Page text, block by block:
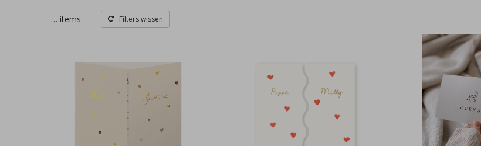
… items Filters wissen